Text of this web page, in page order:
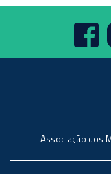
Associação dos